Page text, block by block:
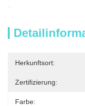
Herkunftsort:
Zertifizierung:
Farbe: